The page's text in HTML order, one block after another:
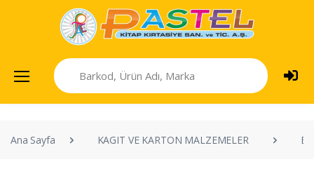
Ana Sayfa KAGIT VE KARTON MALZEMELER